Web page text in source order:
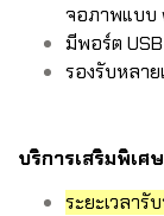
จอภาพแบบ
มีพอร์ต
รองรับหลา
บริการเสริมพิเศ
ระยะเวลา